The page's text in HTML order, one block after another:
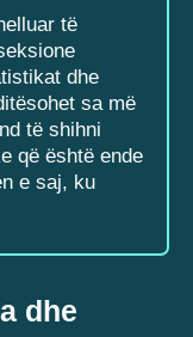
të
dhe
sa më
të shihni
që është ende
e saj, ku
dhe